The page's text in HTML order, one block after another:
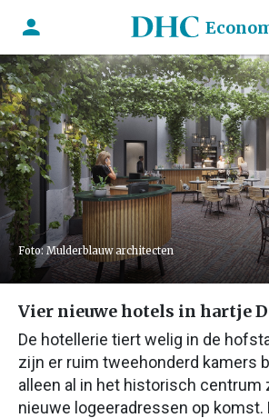
Foto: Mulderblauw architecten
Vier nieuwe hotels in hartje
De hotellerie tiert welig in de
zijn er ruim tweehonderd kamers
alleen al in het historisch centrum
nieuwe logeeradressen op komst.